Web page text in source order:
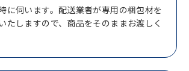
に伺います。配送業者が専用の梱包材を
たしますので、商品をそのままお渡しく